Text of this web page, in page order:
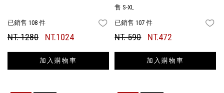
已銷售 108 件 FAVORITES
NT. 1280 NT.1024
加入購物車
售 S-XL
已銷售 107 件
NT. 590 NT.472
加入購物車